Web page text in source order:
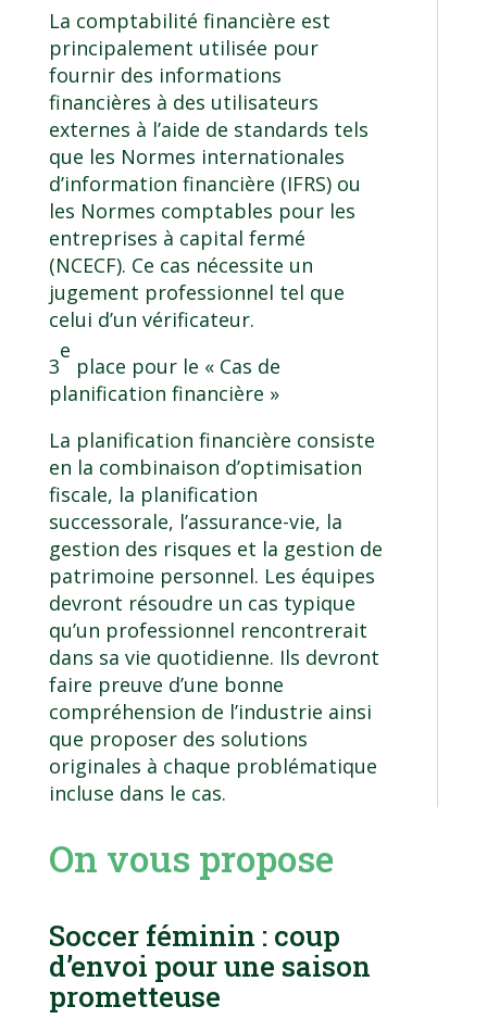
La comptabilité financière est
principalement utilisée pour
fournir des informations
financières à des utilisateurs
externes à l’aide de standards tels
que les Normes internationales
d’information financière (IFRS) ou
les Normes comptables pour les
entreprises à capital fermé
(NCECF). Ce cas nécessite un
jugement professionnel tel que
celui d’un vérificateur.
3
e
place pour le « Cas de
planification financière »
La planification financière consiste
en la combinaison d’optimisation
fiscale, la planification
successorale, l’assurance-vie, la
gestion des risques et la gestion de
patrimoine personnel. Les équipes
devront résoudre un cas typique
qu’un professionnel rencontrerait
dans sa vie quotidienne. Ils devront
faire preuve d’une bonne
compréhension de l’industrie ainsi
que proposer des solutions
originales à chaque problématique
incluse dans le cas.
On vous propose
Soccer féminin : coup
d’envoi pour une saison
prometteuse